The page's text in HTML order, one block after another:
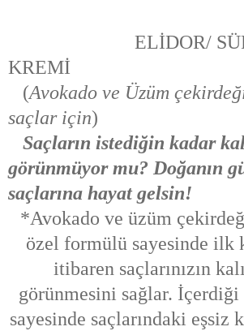
ELİDOR/
KREMİ
(Avokado ve Üzüm
saçlar için)
Saçların istediğin kadar
görünmüyor mu? Doğanın
saçlarına hayat gelsin!
*Avokado ve üzüm
özel formülü sayesinde ilk
itibaren saçlarınızın
görünmesini sağlar.
sayesinde saçlarındaki eşsiz